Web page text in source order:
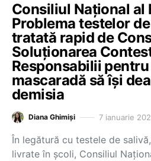
Consiliul Național al
Problema testelor
tratată rapid de
Soluționarea
Responsabilii
mascaradă să își
demisia
Diana Ghimiși 7 ianuarie
În legătură cu testele de
livrate în școli, Consiliul